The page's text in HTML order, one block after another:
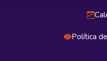
Política